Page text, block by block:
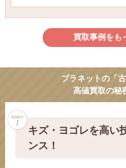
買取事例をも
ブラネットの「古
高値買取の秘
キズ・ヨゴレを高い
ンス！